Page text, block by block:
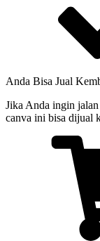
Anda Bisa Jual
Jika Anda ingin
canva ini bisa dijual